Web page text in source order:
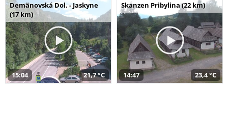
Demänovská Dol. - Jaskyne
(17 km)
15:04 21,7 °C
Skanzen Pribylina (22 km)
14:47 23,4 °C